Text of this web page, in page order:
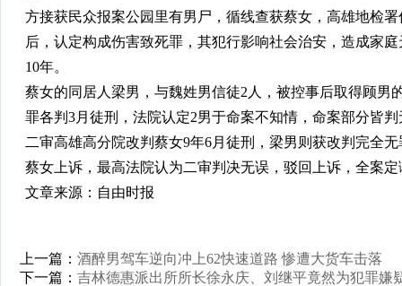
方接获民众报案公园里有男尸，循线查获蔡女，高雄地检
后，认定构成伤害致死罪，其犯行影响社会治安，造成家
10年。
蔡女的同居人梁男，与魏姓男信徒2人，被控事后取得顾男
罪各判3月徒刑，法院认定2男于命案不知情，命案部分皆判
二审高雄高分院改判蔡女9年6月徒刑，梁男则获改判完全
蔡女上诉，最高法院认为二审判决无误，驳回上诉，全案定
文章来源：自由时报
上一篇： 酒醉男驾车逆向冲上62快速道路 惨遭大货车击落
下一篇： 吉林德惠派出所所长徐永庆、刘继平竟然为犯罪嫌